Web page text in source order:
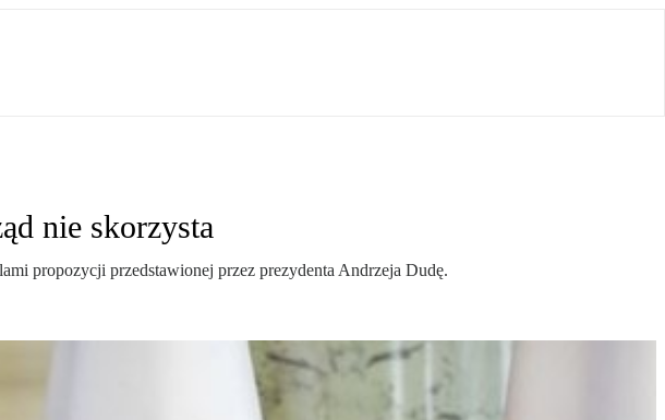
nie skorzysta
propozycji przedstawionej przez prezydenta Andrzeja Dudę.